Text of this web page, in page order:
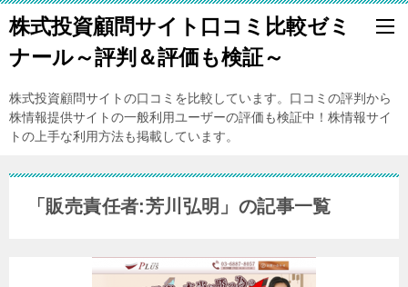
株式投資顧問サイト口コミ比較ゼミ
ナール～評判＆評価も検証～
株式投資顧問サイトの口コミを比較しています。口コミの評判から
株情報提供サイトの一般利用ユーザーの評価も検証中！株情報サイ
トの上手な利用方法も掲載しています。
「販売責任者:芳川弘明」の記事一覧